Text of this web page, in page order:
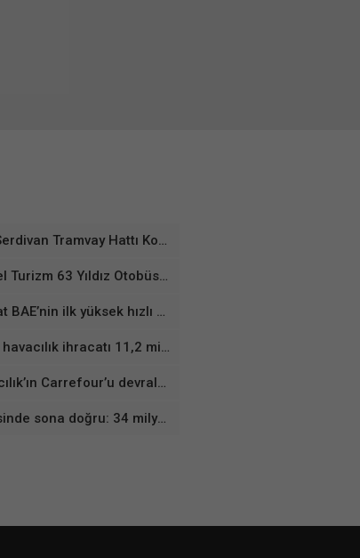
Adapazarı-Serdivan Tramvay Hattı Kontrollük Ve Danışmanlık Hizmetleri Danışmanlık Hizmetlerine Başvuruda Bulunanlar
Enver Geçgel Turizm 63 Yıldız Otobüs ile Filosunu Genişletti
Kalyon İnşaat BAE’nin ilk yüksek hızlı demir yolu hattının yapımına başladı
Savunma ve havacılık ihracatı 11,2 milyar dolara ulaştı
Yeni Mağzacılık’ın Carrefour’u devralmasına Rekabet Kurumu’ndan şartlı onay
KKM bakiyesinde sona doğru: 34 milyon lira azaldı